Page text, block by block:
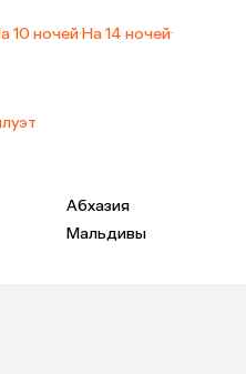
10 ночей·На 14 ночей·
Абхазия
Мальдивы